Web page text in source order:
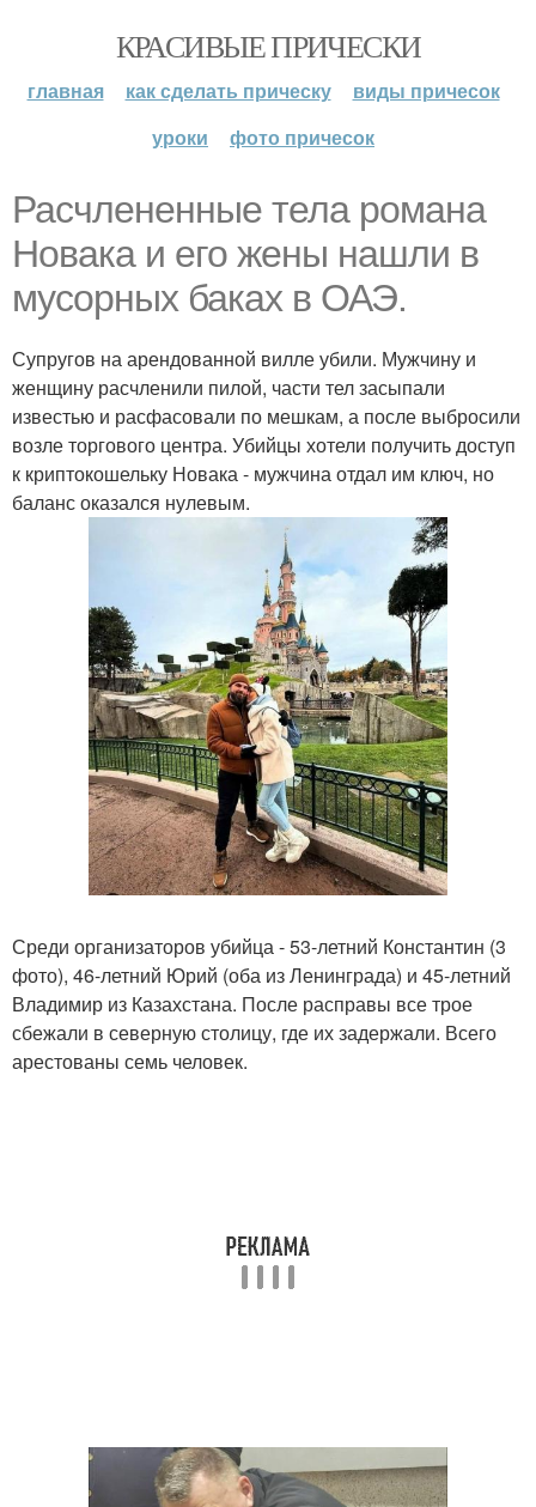
КРАСИВЫЕ ПРИЧЕСКИ
главная как сделать прическу
виды причесок
уроки
фото причесок
Расчлененные тела романа
Новака и его жены нашли в
мусорных баках в ОАЭ.
Супругов на арендованной вилле убили. Мужчину и
женщину расчленили пилой, части тел засыпали
известью и расфасовали по мешкам, а после выбросили
возле торгового центра. Убийцы хотели получить доступ
к криптокошельку Новака - мужчина отдал им ключ, но
баланс оказался нулевым.
Среди организаторов убийца - 53-летний Константин (3
фото), 46-летний Юрий (оба из Ленинграда) и 45-летний
Владимир из Казахстана. После расправы все трое
сбежали в северную столицу, где их задержали. Всего
арестованы семь человек.